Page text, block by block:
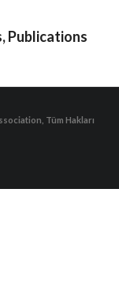
Publications
Tüm Hakları